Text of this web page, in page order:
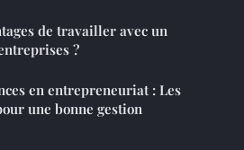
de travailler avec un
?
en entrepreneuriat : Les
une bonne gestion